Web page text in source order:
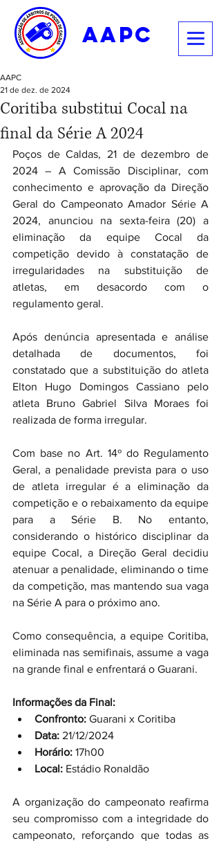
aapc
Coritiba substitui Cocal na
final da Série A 2024
AAPC
21 de dez. de 2024
Poços de Caldas, 21 de dezembro de
2024 – A Comissão Disciplinar, com
conhecimento e aprovação da Direção
Geral do Campeonato Amador Série A
2024, anunciou na sexta-feira (20) a
eliminação da equipe Cocal da
competição devido à constatação de
irregularidades na substituição de
atletas, em desacordo com o
regulamento geral.
Após denúncia apresentada e análise
detalhada de documentos, foi
constatado que a substituição do atleta
Elton Hugo Domingos Cassiano pelo
atleta Bruno Gabriel Silva Moraes foi
realizada de forma irregular.
Com base no Art. 14º do Regulamento
Geral, a penalidade prevista para o uso
de atleta irregular é a eliminação da
competição e o rebaixamento da equipe
para a Série B. No entanto,
considerando o histórico disciplinar da
equipe Cocal, a Direção Geral decidiu
atenuar a penalidade, eliminando o time
da competição, mas mantendo sua vaga
na Série A para o próximo ano.
Como consequência, a equipe Coritiba,
eliminada nas semifinais, assume a vaga
na grande final e enfrentará o Guarani.
Informações da Final:
Confronto: Guarani x Coritiba
Data: 21/12/2024
Horário: 17h00
Local: Estádio Ronaldão
A organização do campeonato reafirma
seu compromisso com a integridade do
campeonato, reforçando que todas as